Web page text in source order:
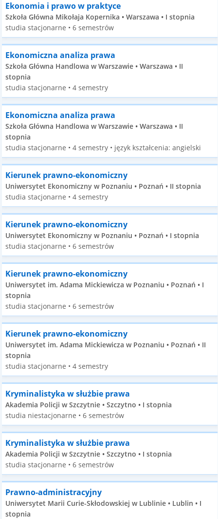
Ekonomia i prawo w praktyce
Szkoła Główna Mikołaja Kopernika • Warszawa • I stopnia
studia stacjonarne • 6 semestrów
Ekonomiczna analiza prawa
Szkoła Główna Handlowa w Warszawie • Warszawa • II
stopnia
studia stacjonarne • 4 semestry
Ekonomiczna analiza prawa
Szkoła Główna Handlowa w Warszawie • Warszawa • II
stopnia
studia stacjonarne • 4 semestry • język kształcenia: angielski
Kierunek prawno-ekonomiczny
Uniwersytet Ekonomiczny w Poznaniu • Poznań • II stopnia
studia stacjonarne • 4 semestry
Kierunek prawno-ekonomiczny
Uniwersytet Ekonomiczny w Poznaniu • Poznań • I stopnia
studia stacjonarne • 6 semestrów
Kierunek prawno-ekonomiczny
Uniwersytet im. Adama Mickiewicza w Poznaniu • Poznań • I
stopnia
studia stacjonarne • 6 semestrów
Kierunek prawno-ekonomiczny
Uniwersytet im. Adama Mickiewicza w Poznaniu • Poznań • II
stopnia
studia stacjonarne • 4 semestry
Kryminalistyka w służbie prawa
Akademia Policji w Szczytnie • Szczytno • I stopnia
studia niestacjonarne • 6 semestrów
Kryminalistyka w służbie prawa
Akademia Policji w Szczytnie • Szczytno • I stopnia
studia stacjonarne • 6 semestrów
Prawno-administracyjny
Uniwersytet Marii Curie-Skłodowskiej w Lublinie • Lublin • I
stopnia